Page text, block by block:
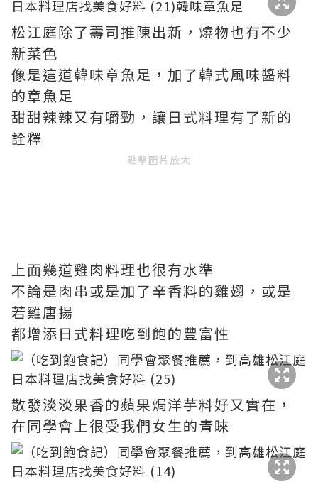
松江庭除了壽司推陳出新，燒物也有不少
新菜色
像是這道韓味章魚足，加了韓式風味醬料
的章魚足
甜甜辣辣又有嚼勁，讓日式料理有了新的
詮釋
點擊圖片放大
上面幾道雞肉料理也很有水準
不論是肉串或是加了辛香料的雞翅，或是
若雞唐揚
都增添日式料理吃到飽的豐富性
散發淡淡果香的蘋果焗洋芋料好又實在，
在同學會上很受我們女生的青睞